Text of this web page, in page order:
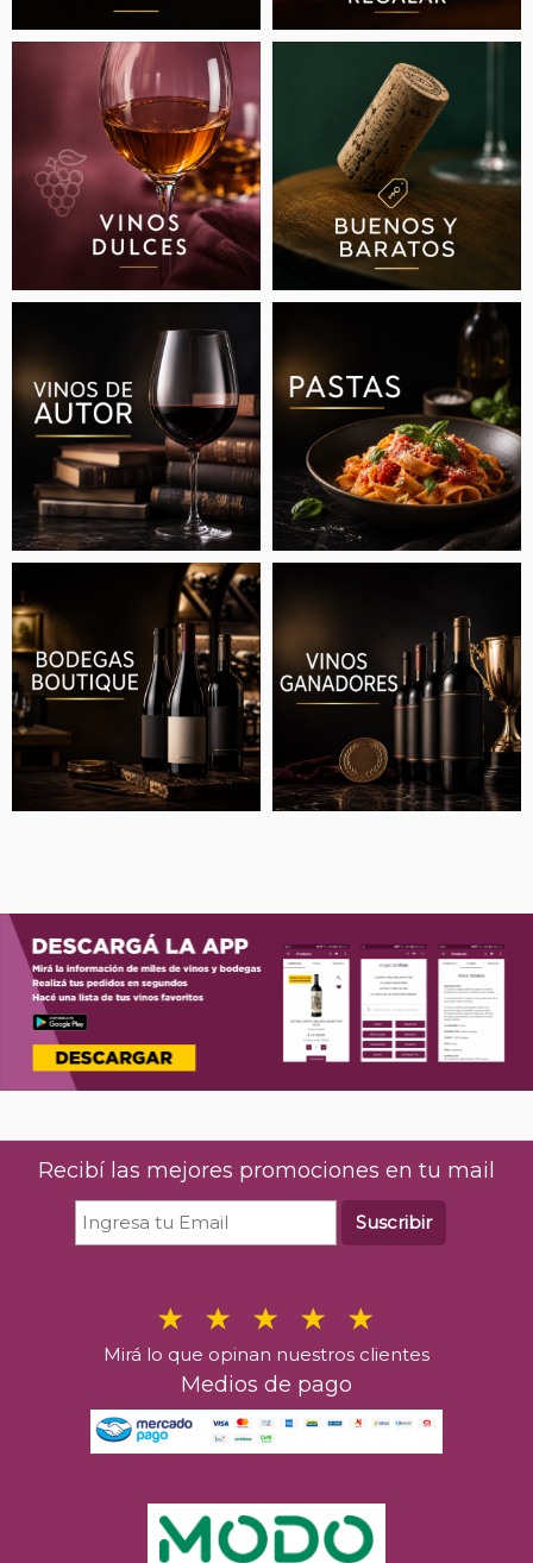
Recibí las mejores promociones en tu mail
Suscribir
Mirá lo que opinan nuestros clientes
Medios de pago